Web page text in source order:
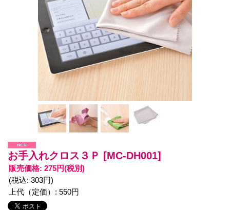
お手入れクロス３Ｐ [MC-DH001]
販売価格: 275円(税別)
(税込: 303円)
上代（定価） : 550円